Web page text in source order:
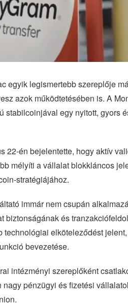
egyik legismertebb szereplője
azok működtetésében is. A
stabilcoinjával egy nyitott, gyors
22-én bejelentette, hogy aktív
mélyíti a vállalat blokkláncos
stratégiájához.
immár nem csupán
biztonságának és
technológiai elköteleződést
bevezetése.
intézményi szereplőként
pénzügyi és fizetési